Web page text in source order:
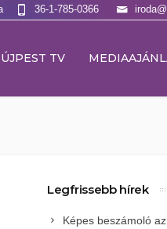
36-1-785-0366
ÚJPEST TV
Legfrissebb hírek
Képes beszámoló